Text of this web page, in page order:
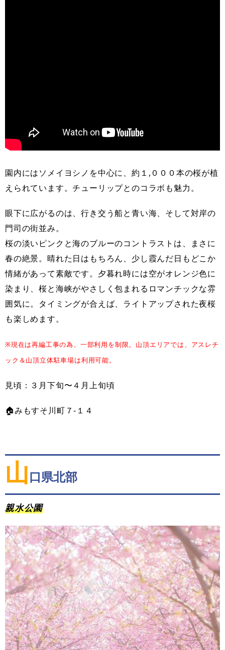
園内にはソメイヨシノを中心に、約１,０００本の桜が植
えられています。チューリップとのコラボも魅力。
眼下に広がるのは、行き交う船と青い海、そして対岸の
門司の街並み。
桜の淡いピンクと海のブルーのコントラストは、まさに
春の絶景。晴れた日はもちろん、少し霞んだ日もどこか
情緒があって素敵です。夕暮れ時には空がオレンジ色に
染まり、桜と海峡がやさしく包まれるロマンチックな雰
囲気に。タイミングが合えば、ライトアップされた夜桜
も楽しめます。
※現在は再編工事の為、一部利用を制限。山頂エリアでは、アスレチ
ック＆山頂立体駐車場は利用可能。
見頃：３月下旬〜４月上旬頃
🏠みもすそ川町７-１４
山口県北部
親水公園